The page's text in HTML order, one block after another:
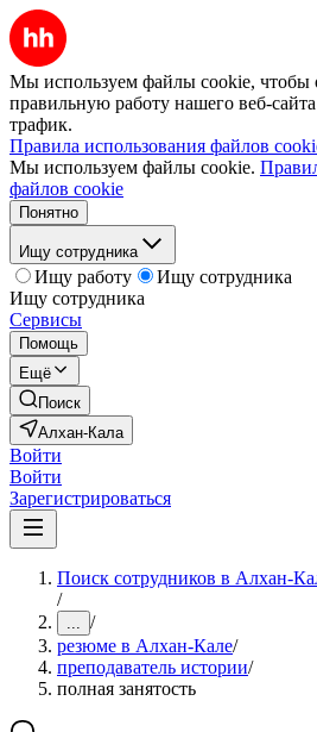
Мы используем файлы cookie, чтобы
правильную работу нашего веб-
трафик.
Правила использования файлов
Мы используем файлы cookie.
файлов cookie
Понятно
Ищу сотрудника
Ищу работу
Ищу сотрудника
Ищу сотрудника
Сервисы
Помощь
Ещё
Поиск
Алхан-Кала
Войти
Войти
Зарегистрироваться
Поиск сотрудников в Алхан-
/
... /
резюме в Алхан-Кале/
преподаватель истории/
полная занятость